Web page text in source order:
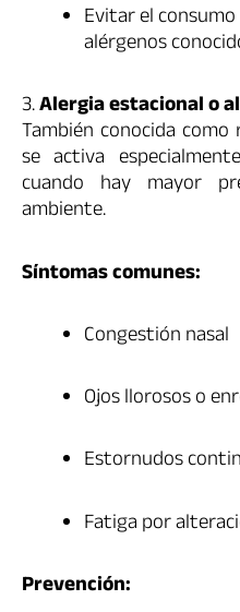
Evitar el
alérgenos
3.Alergia estacional o
También conocida
se activa
cuando hay mayor
ambiente.
Síntomas comunes:
Congestión nasal
Ojos llorosos o
Estornudos
Fatiga por
Prevención: